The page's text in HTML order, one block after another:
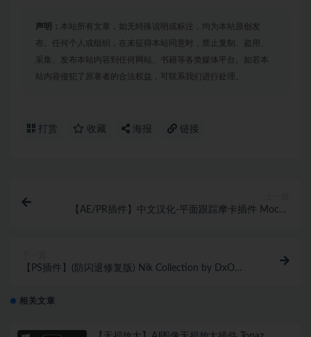
声明： 本站所有文章，如无特殊说明或标注，均为本站原创发
布。任何个人或组织，在未征得本站同意时，禁止复制、盗用、
采集、发布本站内容到任何网站、书籍等各类媒体平台。如若本
站内容侵犯了原著者的合法权益，可联系我们进行处理。
打赏 收藏 海报 链接
【AE/PR插件】中文汉化-平面跟踪摩卡插件 Mocha
【PS插件】(防闪退修复版) Nik Collection by DxO
相关文章